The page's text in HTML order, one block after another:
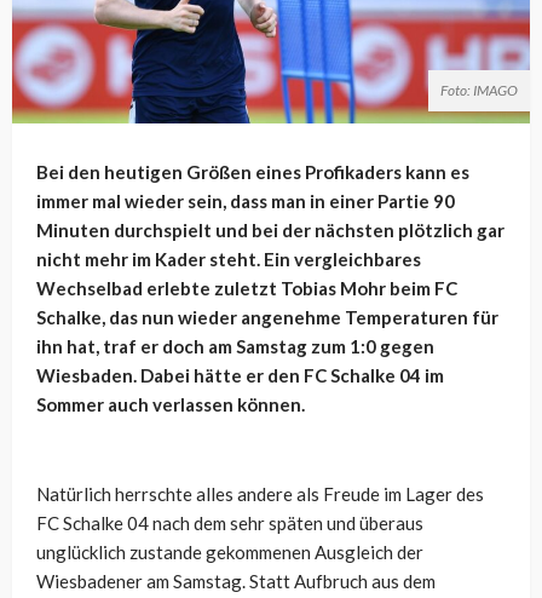
Foto: IMAGO
Bei den heutigen Größen eines Profikaders kann es
immer mal wieder sein, dass man in einer Partie 90
Minuten durchspielt und bei der nächsten plötzlich gar
nicht mehr im Kader steht. Ein vergleichbares
Wechselbad erlebte zuletzt Tobias Mohr beim FC
Schalke, das nun wieder angenehme Temperaturen für
ihn hat, traf er doch am Samstag zum 1:0 gegen
Wiesbaden. Dabei hätte er den FC Schalke 04 im
Sommer auch verlassen können.
Natürlich herrschte alles andere als Freude im Lager des
FC Schalke 04 nach dem sehr späten und überaus
unglücklich zustande gekommenen Ausgleich der
Wiesbadener am Samstag. Statt Aufbruch aus dem